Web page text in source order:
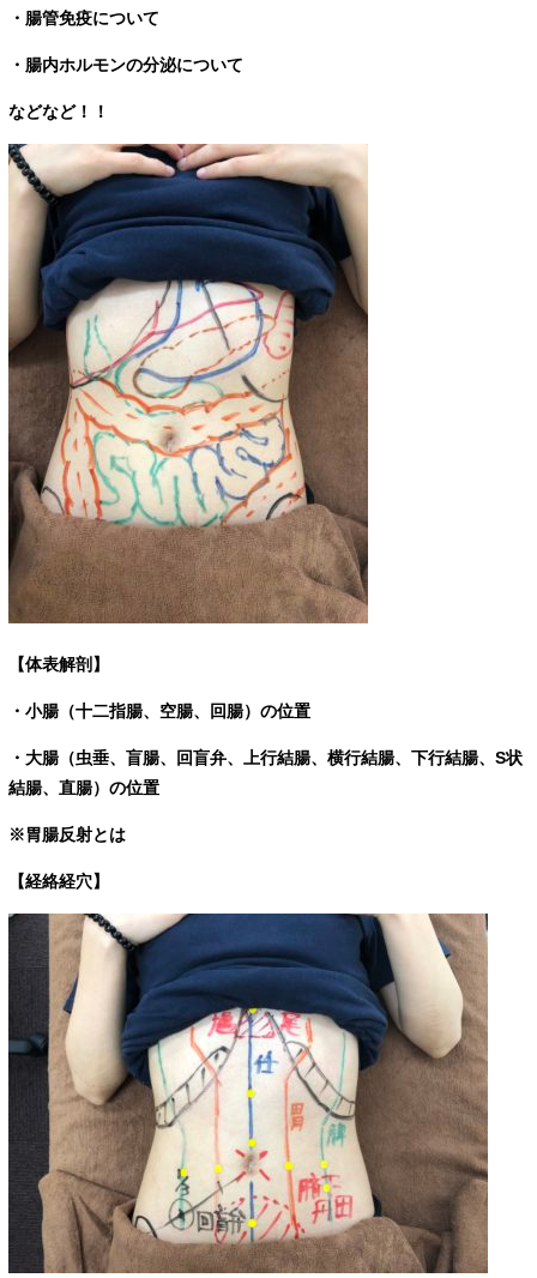
・腸管免疫について
・腸内ホルモンの分泌について
などなど！！
【体表解剖】
・小腸（十二指腸、空腸、回腸）の位置
・大腸（虫垂、盲腸、回盲弁、上行結腸、横行結腸、下行結腸、S状
結腸、直腸）の位置
※胃腸反射とは
【経絡経穴】